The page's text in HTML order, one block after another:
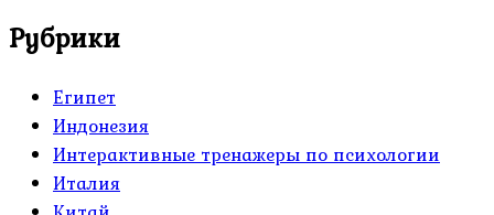
Рубрики
Египет
Индонезия
Интерактивные тренажеры по психологии
Италия